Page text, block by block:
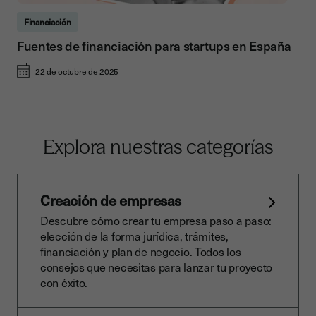
Financiación
Fuentes de financiación para startups en España
22 de octubre de 2025
Explora nuestras categorías
Creación de empresas
Descubre cómo crear tu empresa paso a paso:
elección de la forma jurídica, trámites,
financiación y plan de negocio. Todos los
consejos que necesitas para lanzar tu proyecto
con éxito.